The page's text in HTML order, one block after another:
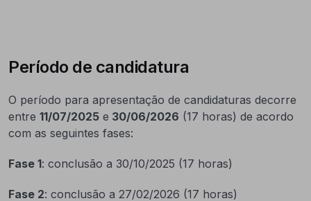
Período de candidatura
O período para apresentação de candidaturas decorre
entre 11/07/2025 e 30/06/2026 (17 horas) de acordo
com as seguintes fases:
Fase 1: conclusão a 30/10/2025 (17 horas)
Fase 2: conclusão a 27/02/2026 (17 horas)